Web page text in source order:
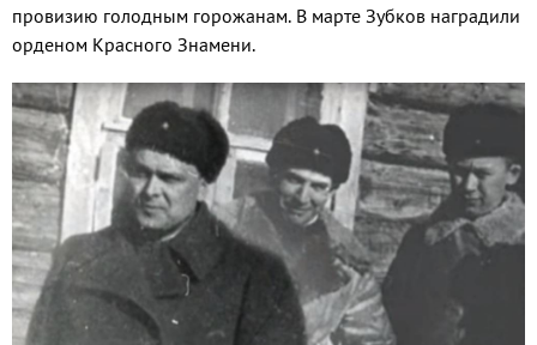
провизию голодным горожанам. В марте Зубков наградили
орденом Красного Знамени.